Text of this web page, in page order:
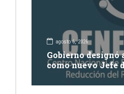
agosto 6, 2026
Gobierno
como nuevo Jefe